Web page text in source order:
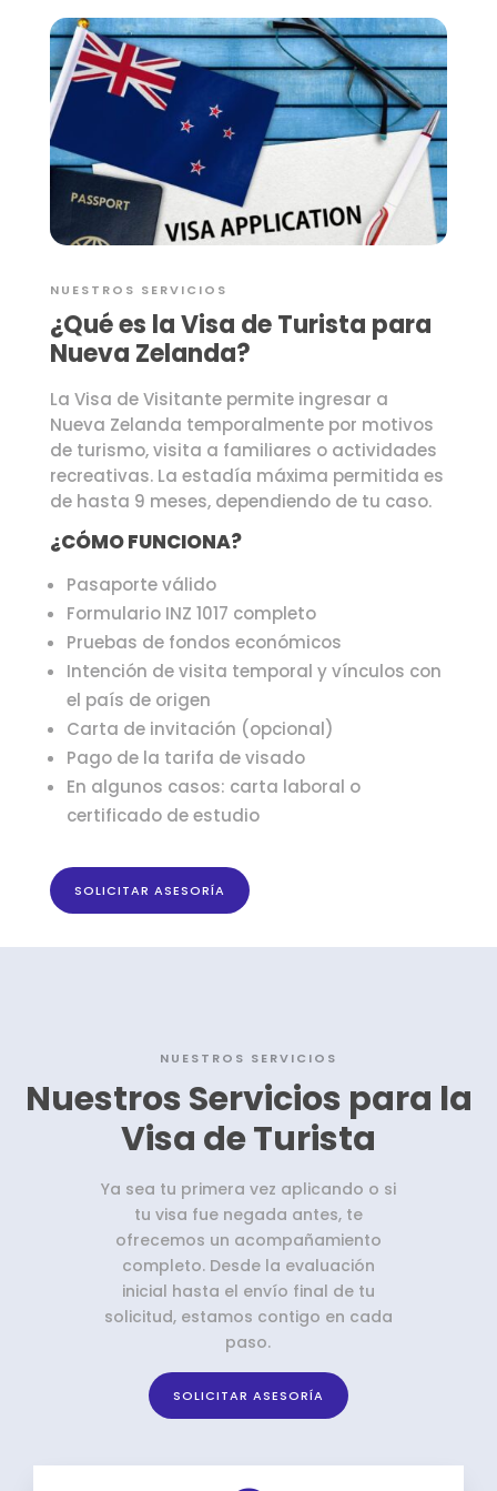
NUESTROS SERVICIOS
¿Qué es la Visa de Turista para
Nueva Zelanda?
La Visa de Visitante permite ingresar a
Nueva Zelanda temporalmente por motivos
de turismo, visita a familiares o actividades
recreativas. La estadía máxima permitida es
de hasta 9 meses, dependiendo de tu caso.
¿CÓMO FUNCIONA?
Pasaporte válido
Formulario INZ 1017 completo
Pruebas de fondos económicos
Intención de visita temporal y vínculos con
el país de origen
Carta de invitación (opcional)
Pago de la tarifa de visado
En algunos casos: carta laboral o
certificado de estudio
SOLICITAR ASESORÍA
NUESTROS SERVICIOS
Nuestros Servicios para la
Visa de Turista
Ya sea tu primera vez aplicando o si
tu visa fue negada antes, te
ofrecemos un acompañamiento
completo. Desde la evaluación
inicial hasta el envío final de tu
solicitud, estamos contigo en cada
paso.
SOLICITAR ASESORÍA